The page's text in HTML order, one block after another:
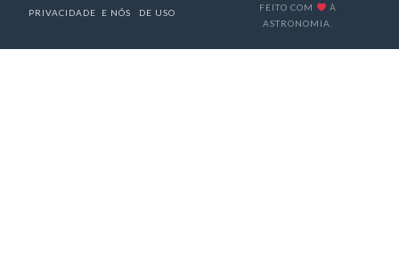
PRIVACIDADE
E NÓS
DE USO
FEITO COM
À
ASTRONOMIA.